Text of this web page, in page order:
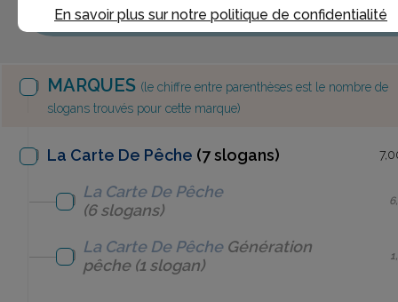
AJOUTER AU PANIER
MARQUES (le chiffre entre parenthèses est le nombre de
slogans trouvés pour cette marque)
La Carte De Pêche (7 slogans)
La Carte De Pêche
(6 slogans)
La Carte De Pêche Génération
pêche(1 slogan)
En savoir plus sur notre politique de confidentialité